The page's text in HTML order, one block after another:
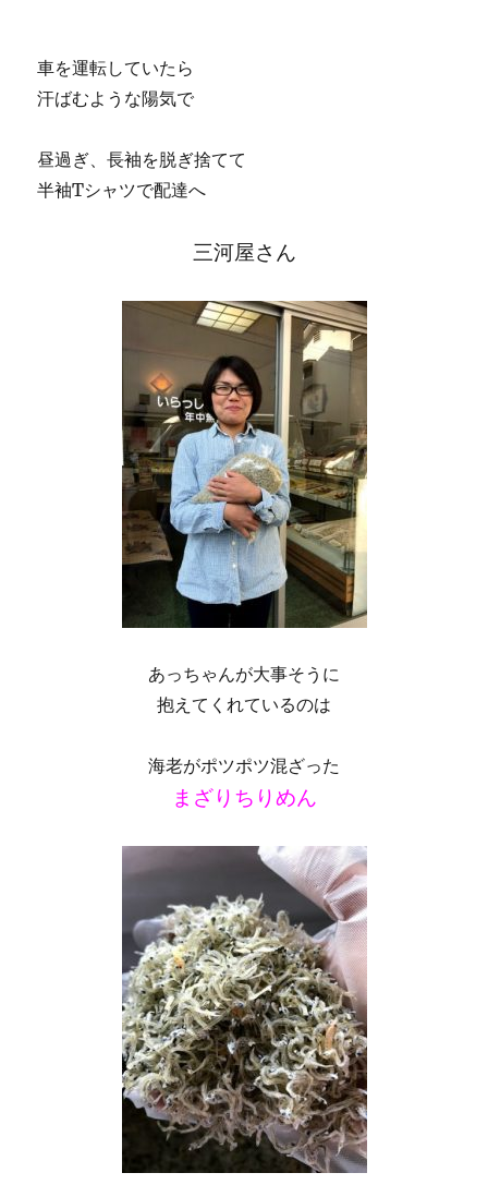
車を運転していたら
汗ばむような陽気で
昼過ぎ、長袖を脱ぎ捨てて
半袖Tシャツで配達へ
三河屋さん
あっちゃんが大事そうに
抱えてくれているのは
海老がポツポツ混ざった
まざりちりめん